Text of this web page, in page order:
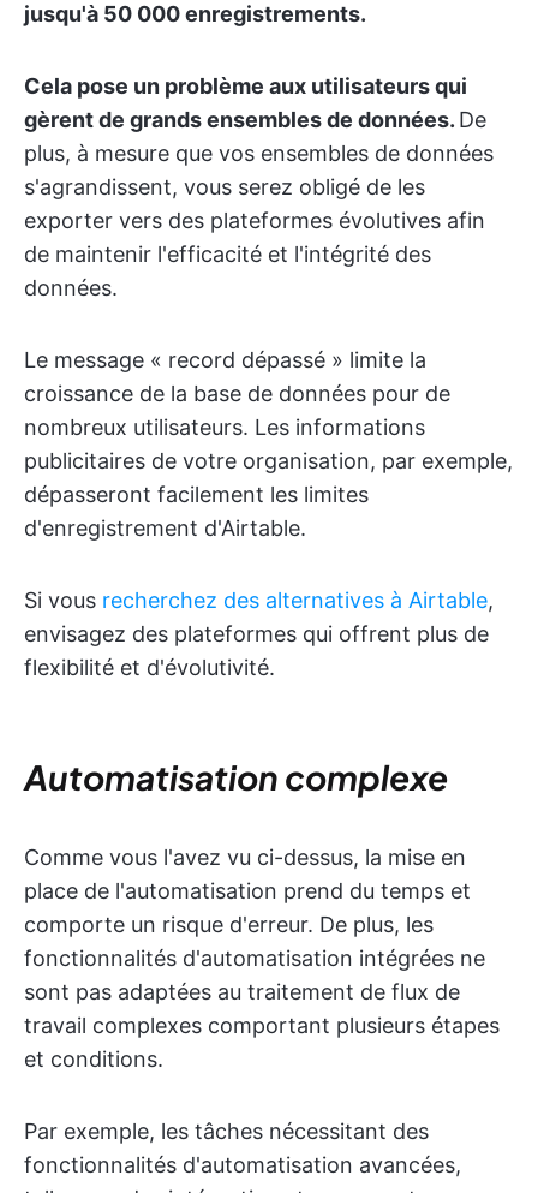
jusqu'à 50 000 enregistrements.
Cela pose un problème aux utilisateurs qui
gèrent de grands ensembles de données. De
plus, à mesure que vos ensembles de données
s'agrandissent, vous serez obligé de les
exporter vers des plateformes évolutives afin
de maintenir l'efficacité et l'intégrité des
données.
Le message « record dépassé » limite la
croissance de la base de données pour de
nombreux utilisateurs. Les informations
publicitaires de votre organisation, par exemple,
dépasseront facilement les limites
d'enregistrement d'Airtable.
Si vous recherchez des alternatives à Airtable,
envisagez des plateformes qui offrent plus de
flexibilité et d'évolutivité.
Automatisation complexe
Comme vous l'avez vu ci-dessus, la mise en
place de l'automatisation prend du temps et
comporte un risque d'erreur. De plus, les
fonctionnalités d'automatisation intégrées ne
sont pas adaptées au traitement de flux de
travail complexes comportant plusieurs étapes
et conditions.
Par exemple, les tâches nécessitant des
fonctionnalités d'automatisation avancées,